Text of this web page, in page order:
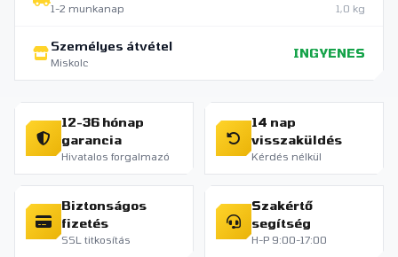
1-2 munkanap 1,0 kg
Személyes átvétel
Miskolc
INGYENES
12-36 hónap
garancia
Hivatalos forgalmazó
14 nap
visszaküldés
Kérdés nélkül
Biztonságos
fizetés
SSL titkosítás
Szakértő
segítség
H-P 9:00-17:00